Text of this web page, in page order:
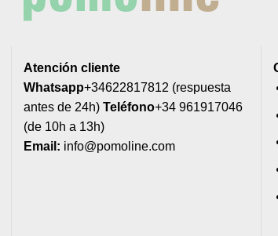
Atención cliente
Whatsapp+34622817812 (respuesta
antes de 24h) Teléfono+34 961917046
(de 10h a 13h)
Email: info@pomoline.com